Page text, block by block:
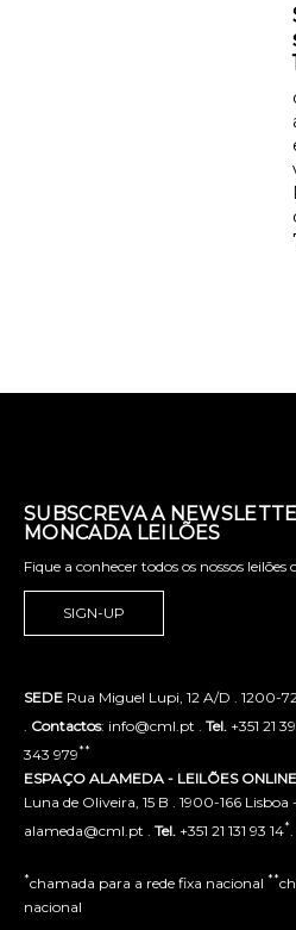
SUBSCREVA A
MONCADA LEILÕES
Fique a conhecer todos os nossos leilões
SIGN-UP
SEDE Rua Miguel Lupi, 12 A/D . 1200-
Contactos: info@cml.pt . Tel. +351 21
343 979**
ESPAÇO ALAMEDA - LEILÕES
Luna de Oliveira, 15 B . 1900-166 Lisboa
alameda@cml.pt . Tel. +351 21 131 93 14*
*chamada para a rede fixa nacional **
nacional